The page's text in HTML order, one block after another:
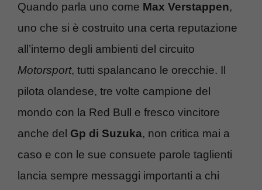
Quando parla uno come Max Verstappen,
uno che si è costruito una certa reputazione
all’interno degli ambienti del circuito
Motorsport, tutti spalancano le orecchie. Il
pilota olandese, tre volte campione del
mondo con la Red Bull e fresco vincitore
anche del Gp di Suzuka, non critica mai a
caso e con le sue consuete parole taglienti
lancia sempre messaggi importanti a chi